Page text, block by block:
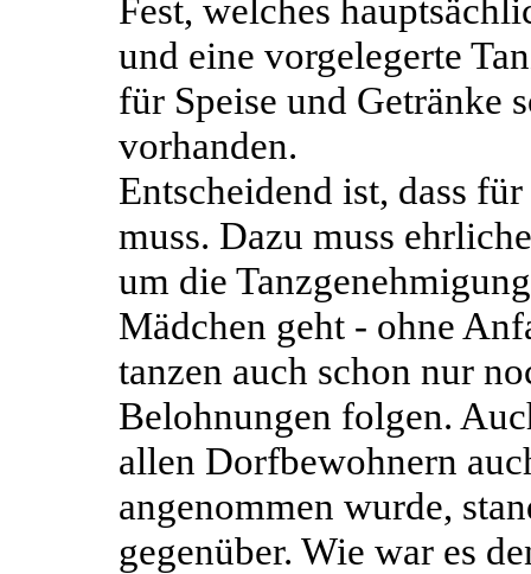
Fest, welches
und eine vorgelegerte
für Speise und Getränke
vorhanden.
Entscheidend ist, dass
muss. Dazu muss
um die
Mädchen geht - ohne
tanzen auch schon nur
Belohnungen folgen.
allen Dorfbewohnern
angenommen wurde,
gegenüber. Wie war es